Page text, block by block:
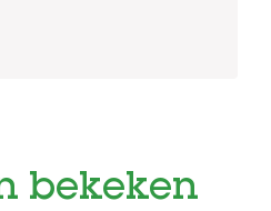
bekeken